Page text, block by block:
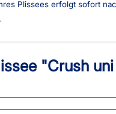
AGB
FAQ
Plissees erfolgt sofort
"Crush